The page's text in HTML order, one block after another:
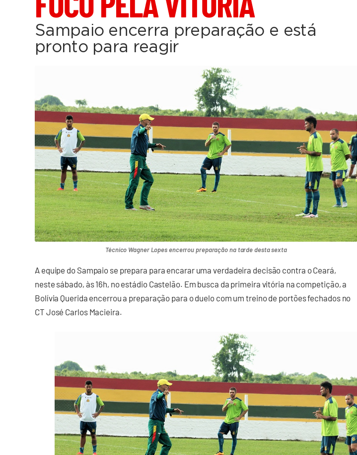
Sampaio encerra preparação e está
pronto para reagir
Técnico Wagner Lopes encerrou preparação na tarde desta sexta
A equipe do Sampaio se prepara para encarar uma verdadeira decisão contra o Ceará,
neste sábado, às 16h, no estádio Castelão. Em busca da primeira vitória na competição, a
Bolívia Querida encerrou a preparação para o duelo com um treino de portões fechados no
CT José Carlos Macieira.